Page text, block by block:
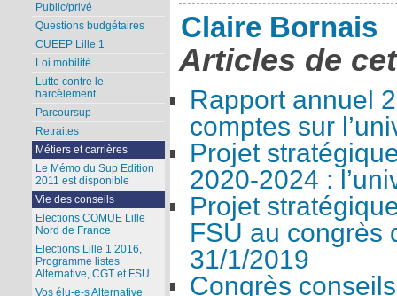
Claire Bornais
Articles de
Rapport annuel
comptes sur
Projet
2020-2024 :
Projet
FSU au congrès
31/1/2019
Congrès
Public/privé
Questions budgétaires
CUEEP Lille 1
Loi mobilité
Lutte contre le
harcèlement
Parcoursup
Retraites
Métiers et carrières
Le Mémo du Sup Edition
2011 est disponible
Vie des conseils
Elections COMUE Lille
Nord de France
Elections Lille 1 2016,
Programme listes
Alternative, CGT et FSU
Vos élu-e-s Alternative